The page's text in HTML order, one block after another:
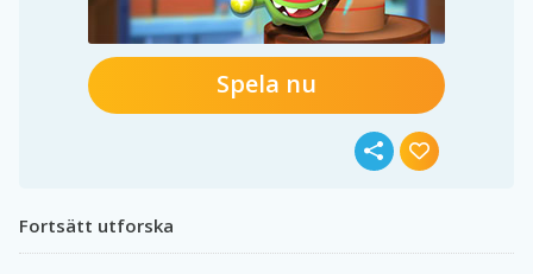
Spela nu
Fortsätt utforska